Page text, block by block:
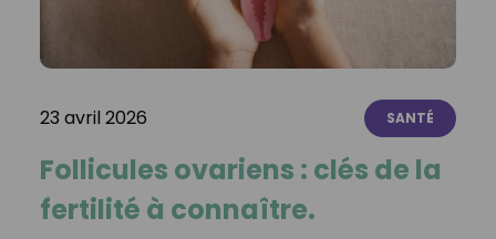
23 avril 2026 SANTÉ
Follicules ovariens : clés de la
fertilité à connaître.